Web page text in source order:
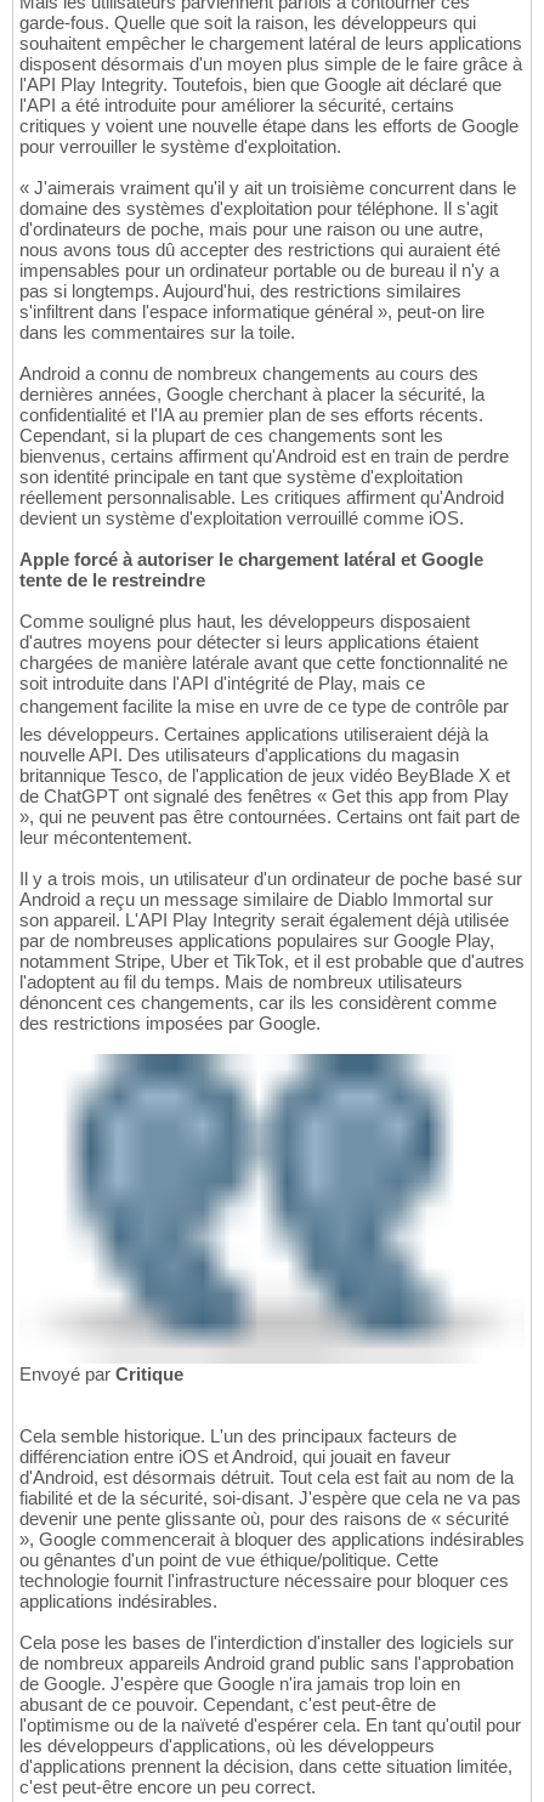
garde-fous. Quelle que soit la raison, les développeurs qui
souhaitent empêcher le chargement latéral de leurs applications
disposent désormais d'un moyen plus simple de le faire grâce à
l'API Play Integrity. Toutefois, bien que Google ait déclaré que
l'API a été introduite pour améliorer la sécurité, certains
critiques y voient une nouvelle étape dans les efforts de Google
pour verrouiller le système d'exploitation.
« J'aimerais vraiment qu'il y ait un troisième concurrent dans le
domaine des systèmes d'exploitation pour téléphone. Il s'agit
d'ordinateurs de poche, mais pour une raison ou une autre,
nous avons tous dû accepter des restrictions qui auraient été
impensables pour un ordinateur portable ou de bureau il n'y a
pas si longtemps. Aujourd'hui, des restrictions similaires
s'infiltrent dans l'espace informatique général », peut-on lire
dans les commentaires sur la toile.
Android a connu de nombreux changements au cours des
dernières années, Google cherchant à placer la sécurité, la
confidentialité et l'IA au premier plan de ses efforts récents.
Cependant, si la plupart de ces changements sont les
bienvenus, certains affirment qu'Android est en train de perdre
son identité principale en tant que système d'exploitation
réellement personnalisable. Les critiques affirment qu'Android
devient un système d'exploitation verrouillé comme iOS.
Apple forcé à autoriser le chargement latéral et Google
tente de le restreindre
Comme souligné plus haut, les développeurs disposaient
d'autres moyens pour détecter si leurs applications étaient
chargées de manière latérale avant que cette fonctionnalité ne
soit introduite dans l'API d'intégrité de Play, mais ce
changement facilite la mise en uvre de ce type de contrôle par
les développeurs. Certaines applications utiliseraient déjà la
nouvelle API. Des utilisateurs d'applications du magasin
britannique Tesco, de l'application de jeux vidéo BeyBlade X et
de ChatGPT ont signalé des fenêtres « Get this app from Play
», qui ne peuvent pas être contournées. Certains ont fait part de
leur mécontentement.
Il y a trois mois, un utilisateur d'un ordinateur de poche basé sur
Android a reçu un message similaire de Diablo Immortal sur
son appareil. L'API Play Integrity serait également déjà utilisée
par de nombreuses applications populaires sur Google Play,
notamment Stripe, Uber et TikTok, et il est probable que d'autres
l'adoptent au fil du temps. Mais de nombreux utilisateurs
dénoncent ces changements, car ils les considèrent comme
des restrictions imposées par Google.
Envoyé par Critique
Cela semble historique. L'un des principaux facteurs de
différenciation entre iOS et Android, qui jouait en faveur
d'Android, est désormais détruit. Tout cela est fait au nom de la
fiabilité et de la sécurité, soi-disant. J'espère que cela ne va pas
devenir une pente glissante où, pour des raisons de « sécurité
», Google commencerait à bloquer des applications indésirables
ou gênantes d'un point de vue éthique/politique. Cette
technologie fournit l'infrastructure nécessaire pour bloquer ces
applications indésirables.
Cela pose les bases de l'interdiction d'installer des logiciels sur
de nombreux appareils Android grand public sans l'approbation
de Google. J'espère que Google n'ira jamais trop loin en
abusant de ce pouvoir. Cependant, c'est peut-être de
l'optimisme ou de la naïveté d'espérer cela. En tant qu'outil pour
les développeurs d'applications, où les développeurs
d'applications prennent la décision, dans cette situation limitée,
c'est peut-être encore un peu correct.